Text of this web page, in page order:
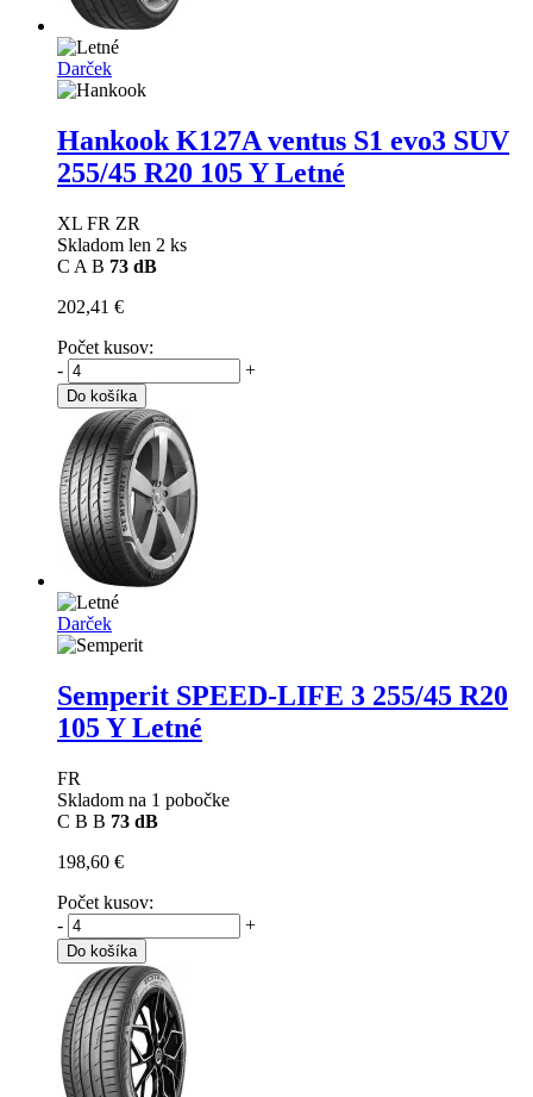
Darček
Hankook K127A ventus S1 evo3 SUV
255/45 R20 105 Y Letné
XL FR ZR
Skladom len 2 ks
C A B 73 dB
202,41 €
Počet kusov:
-
+
Do košíka
Darček
Semperit SPEED-LIFE 3 255/45 R20
105 Y Letné
FR
Skladom na 1 pobočke
C B B 73 dB
198,60 €
Počet kusov:
-
+
Do košíka